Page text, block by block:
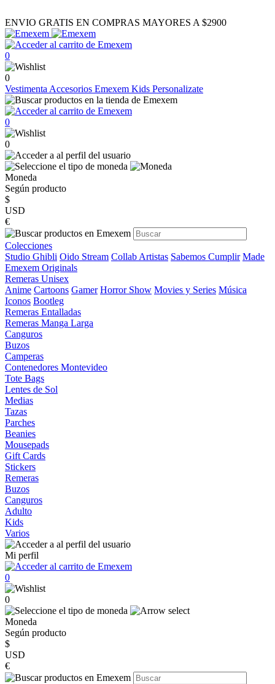
ENVIO GRATIS EN COMPRAS MAYORES A $2900
0
0
Vestimenta Accesorios Emexem Kids Personalizate
0
0
Moneda
Según producto
$
USD
€
Colecciones
Studio Ghibli Oido Stream Collab Artistas Sabemos Cumplir Made
Emexem Originals
Remeras Unisex
Anime Cartoons Gamer Horror Show Movies y Series Música
Iconos Bootleg
Remeras Entalladas
Remeras Manga Larga
Canguros
Buzos
Camperas
Contenedores Montevideo
Tote Bags
Lentes de Sol
Medias
Tazas
Parches
Beanies
Mousepads
Gift Cards
Stickers
Remeras
Buzos
Canguros
Adulto
Kids
Varios
Mi perfil
0
0
Moneda
Según producto
$
USD
€